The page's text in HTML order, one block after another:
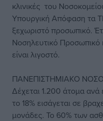
κλινικές του
Υπουργική Απόφαση τα
ξεχωριστό προσωπικό.
Νοσηλευτικό Προσωπικό
είναι λιγοστό.
ΠΑΝΕΠΙΣΤΗΜΙΑΚΟ
Δέχεται 1.200 άτομα
το 18% εισάγεται σε
μονάδες. Το 60% των